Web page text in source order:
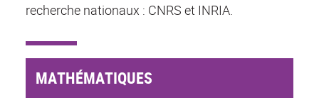
recherche nationaux : CNRS et INRIA.
MATHÉMATIQUES